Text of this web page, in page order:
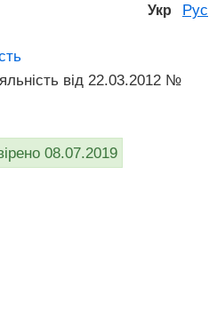
Укр Рус
від 22.03.2012 №
08.07.2019